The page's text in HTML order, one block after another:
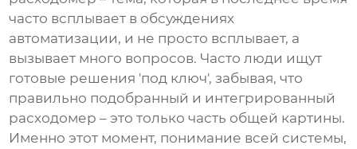
часто всплывает в обсуждениях
автоматизации, и не просто всплывает, а
вызывает много вопросов. Часто люди ищут
готовые решения 'под ключ', забывая, что
правильно подобранный и интегрированный
расходомер – это только часть общей картины.
Именно этот момент, понимание всей системы,